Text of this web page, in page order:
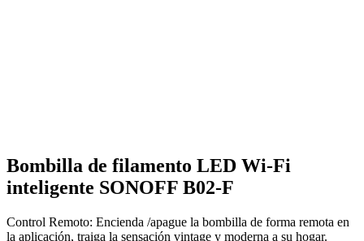
Bombilla de filamento LED Wi-Fi
inteligente SONOFF B02-F
Control Remoto: Encienda /apague la bombilla de forma remota en
la aplicación, traiga la sensación vintage y moderna a su hogar.